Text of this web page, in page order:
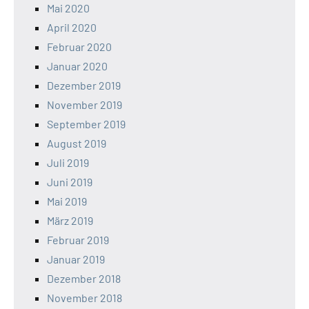
Mai 2020
April 2020
Februar 2020
Januar 2020
Dezember 2019
November 2019
September 2019
August 2019
Juli 2019
Juni 2019
Mai 2019
März 2019
Februar 2019
Januar 2019
Dezember 2018
November 2018